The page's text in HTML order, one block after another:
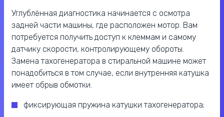
Углублённая диагностика начинается с осмотра
задней части машины, где расположен мотор. Вам
потребуется получить доступ к клеммам и самому
датчику скорости, контролирующему обороты.
Замена тахогенератора в стиральной машине может
понадобиться в том случае, если внутренняя катушка
имеет обрыв обмотки.
фиксирующая пружина катушки тахогенератора;